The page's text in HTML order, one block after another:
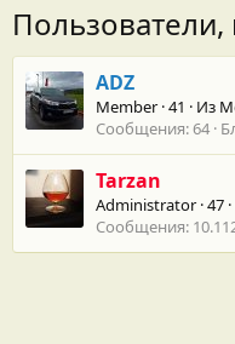
ADZ
Member ·41 · Из
Сообщения 64
Tarzan
Administrator ·47 ·
Сообщения